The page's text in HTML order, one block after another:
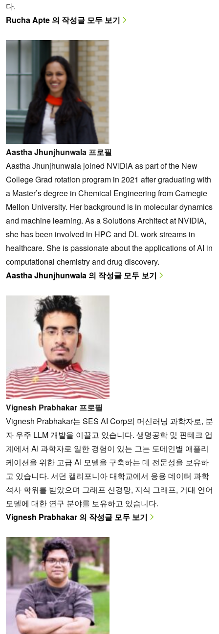
다.
Rucha Apte 의 작성글 모두 보기
Aastha Jhunjhunwala 프로필
Aastha Jhunjhunwala joined NVIDIA as part of the New
College Grad rotation program in 2021 after graduating with
a Master’s degree in Chemical Engineering from Carnegie
Mellon University. Her background is in molecular dynamics
and machine learning. As a Solutions Architect at NVIDIA,
she has been involved in HPC and DL work streams in
healthcare. She is passionate about the applications of AI in
computational chemistry and drug discovery.
Aastha Jhunjhunwala 의 작성글 모두 보기
Vignesh Prabhakar 프로필
Vignesh Prabhakar는 SES AI Corp의 머신러닝 과학자로, 분
자 우주 LLM 개발을 이끌고 있습니다. 생명공학 및 핀테크 업
계에서 AI 과학자로 일한 경험이 있는 그는 도메인별 애플리
케이션을 위한 고급 AI 모델을 구축하는 데 전문성을 보유하
고 있습니다. 서던 캘리포니아 대학교에서 응용 데이터 과학
석사 학위를 받았으며 그래프 신경망, 지식 그래프, 거대 언어
모델에 대한 연구 분야를 보유하고 있습니다.
Vignesh Prabhakar 의 작성글 모두 보기